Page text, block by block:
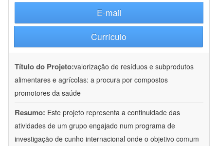
E-mail
Currículo
Título do Projeto:valorização de resíduos e subprodutos
alimentares e agrícolas: a procura por compostos
promotores da saúde
Resumo: Este projeto representa a continuidade das
atividades de um grupo engajado num programa de
investigação de cunho internacional onde o objetivo comum